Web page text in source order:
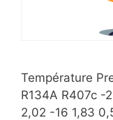
Température
R134A R407c -
2,02 -16 1,83